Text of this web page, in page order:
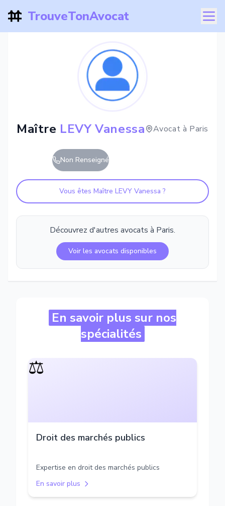
TrouveTonAvocat
Maître LEVY Vanessa Avocat à Paris
Non Renseigné
Vous êtes Maître LEVY Vanessa ?
Découvrez d'autres avocats à Paris.
Voir les avocats disponibles
En savoir plus sur nos
spécialités
⚖️
Droit des marchés publics
Expertise en droit des marchés publics
En savoir plus